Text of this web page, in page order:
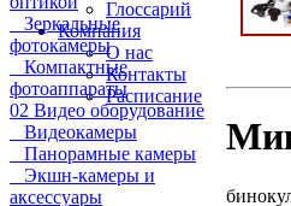
Глоссарий
Компания
О нас
Контакты
Расписание
Зеркальные
фотокамеры
Компактные
фотоаппараты
02 Видео оборудование
Видеокамеры
Панорамные камеры
Экшн-камеры и
аксессуары